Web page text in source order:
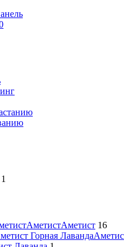
1
АметистАметист 16